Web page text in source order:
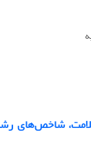
شاخص‌های